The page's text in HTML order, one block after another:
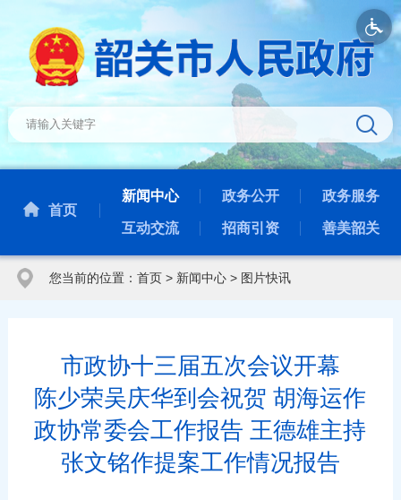
首页
新闻中心 政务公开 政务服务
互动交流 招商引资 善美韶关
您当前的位置： 首页> 新闻中心> 图片快讯
市政协十三届五次会议开幕
陈少荣吴庆华到会祝贺 胡海运作
政协常委会工作报告 王德雄主持
张文铭作提案工作情况报告